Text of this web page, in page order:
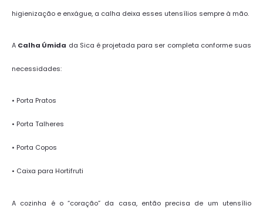
higienização e enxágue, a calha deixa esses utensílios sempre à mão.
A Calha Úmida da Sica é projetada para ser completa conforme suas
necessidades:
• Porta Pratos
• Porta Talheres
• Porta Copos
• Caixa para Hortifruti
A cozinha é o “coração” da casa, então precisa de um utensílio